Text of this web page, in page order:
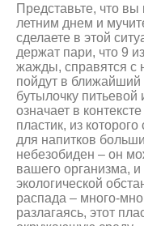
Представьте, что
летним днем и
сделаете в этой
держат пари, что 9
жажды, справятся с
пойдут в ближайший
бутылочку
означает в
пластик, из
для напитков
небезобиден – он
вашего организма,
экологической
распада – много-
разлагаясь, этот